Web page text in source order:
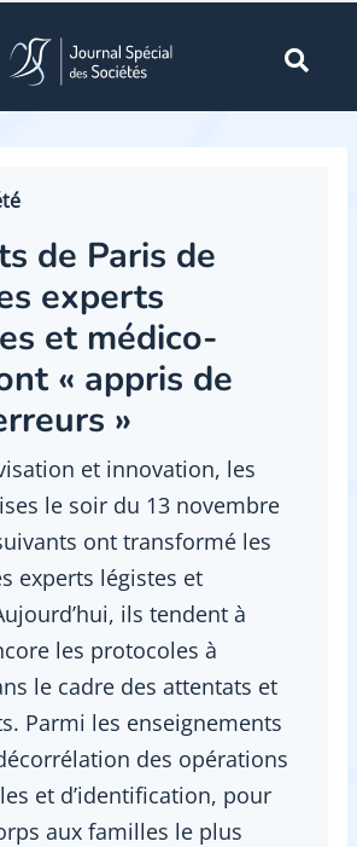
de Paris de
experts
et médico-
« appris de
»
et innovation, les
le soir du 13 novembre
ont transformé les
experts légistes et
ils tendent à
les protocoles à
le cadre des attentats et
Parmi les enseignements
des opérations
et d’identification, pour
aux familles le plus